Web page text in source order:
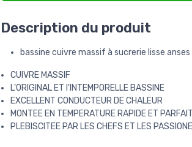
Description du produit
bassine cuivre massif à sucrerie lisse
CUIVRE MASSIF
L'ORIGINAL ET l'INTEMPORELLE BASSINE
EXCELLENT CONDUCTEUR DE CHALEUR
MONTEE EN TEMPERATURE RAPIDE ET
PLEBISCITEE PAR LES CHEFS ET LES